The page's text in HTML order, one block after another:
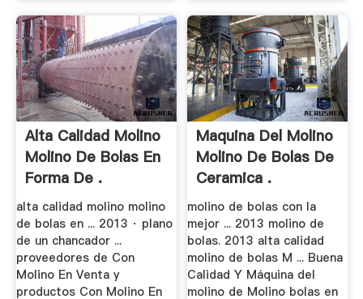
Alta Calidad Molino
Molino De Bolas En
Forma De .
alta calidad molino molino
de bolas en ... 2013 · plano
de un chancador ...
proveedores de Con
Molino En Venta y
productos Con Molino En
Maquina Del Molino
Molino De Bolas De
Ceramica .
molino de bolas con la
mejor ... 2013 molino de
bolas. 2013 alta calidad
molino de bolas M ... Buena
Calidad Y Máquina del
molino de Molino bolas en